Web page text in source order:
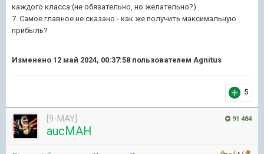
каждого класса (не обязательно, но желательно?)
7. Самое главное не сказано - как же получить максимальную
прибыль?
Изменено 12 май 2024, 00:37:58 пользователем Agnitus
5
91 484
[9-MAY]
aucMAH